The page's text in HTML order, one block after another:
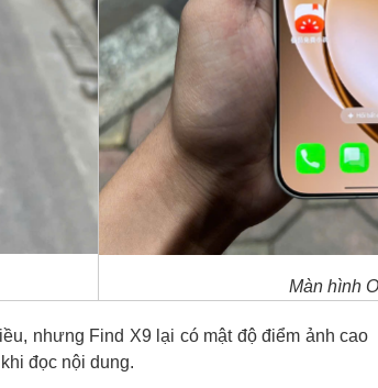
Màn hình
nhưng Find X9 lại có mật độ điểm ảnh cao
đọc nội dung.